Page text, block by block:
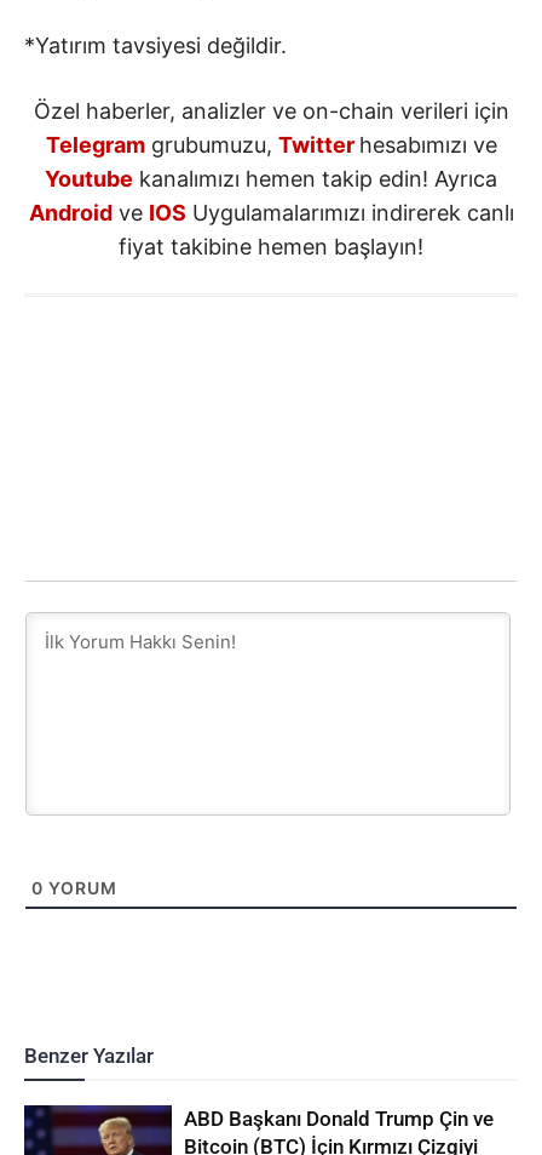
*Yatırım tavsiyesi değildir.
Özel haberler, analizler ve on-chain verileri için
Telegramgrubumuzu, Twitter hesabımızı ve
Youtube kanalımızı hemen takip edin! Ayrıca
Androidve IOS Uygulamalarımızı indirerek canlı
fiyat takibine hemen başlayın!
0 YORUM
Benzer Yazılar
ABD Başkanı Donald Trump Çin ve
Bitcoin (BTC) İçin Kırmızı Çizgiyi